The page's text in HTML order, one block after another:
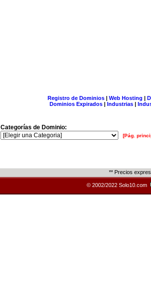
Registro de Dominios| Web Hosting |
Dominios Expirados | Industrias |
Categorías de Dominio:
[Pág.
** Precios
© 2002/2022 Solo10.com